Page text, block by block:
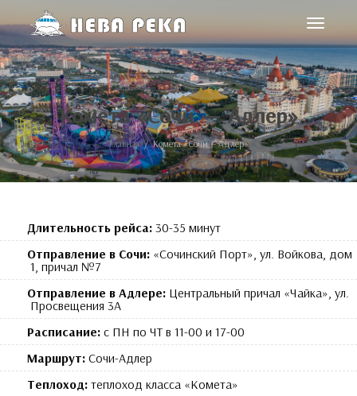
Toggle
Комета «Сочи — Адлер»
Главная Комета «Сочи — Адлер»
Длительность рейса: 30-35 минут
Отправление в Сочи:«Сочинский Порт», ул. Войкова, дом
1, причал №7
Отправление в Адлере:Центральный причал «Чайка», ул.
Просвещения 3А
Расписание:с ПН по ЧТ в 11-00 и 17-00
Маршрут: Сочи-Адлер
Теплоход:теплоход класса «Комета»